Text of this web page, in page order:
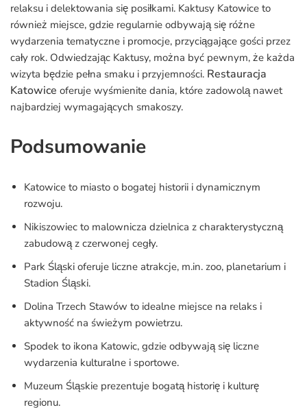
relaksu i delektowania się posiłkami. Kaktusy Katowice to
również miejsce, gdzie regularnie odbywają się różne
wydarzenia tematyczne i promocje, przyciągające gości przez
cały rok. Odwiedzając Kaktusy, można być pewnym, że każda
wizyta będzie pełna smaku i przyjemności. Restauracja
Katowice oferuje wyśmienite dania, które zadowolą nawet
najbardziej wymagających smakoszy.
Podsumowanie
Katowice to miasto o bogatej historii i dynamicznym
rozwoju.
Nikiszowiec to malownicza dzielnica z charakterystyczną
zabudową z czerwonej cegły.
Park Śląski oferuje liczne atrakcje, m.in. zoo, planetarium i
Stadion Śląski.
Dolina Trzech Stawów to idealne miejsce na relaks i
aktywność na świeżym powietrzu.
Spodek to ikona Katowic, gdzie odbywają się liczne
wydarzenia kulturalne i sportowe.
Muzeum Śląskie prezentuje bogatą historię i kulturę
regionu.